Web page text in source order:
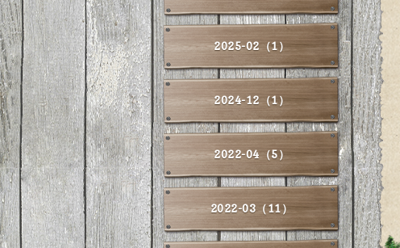
2025-02（1）
2024-12（1）
2022-04（5）
2022-03（11）